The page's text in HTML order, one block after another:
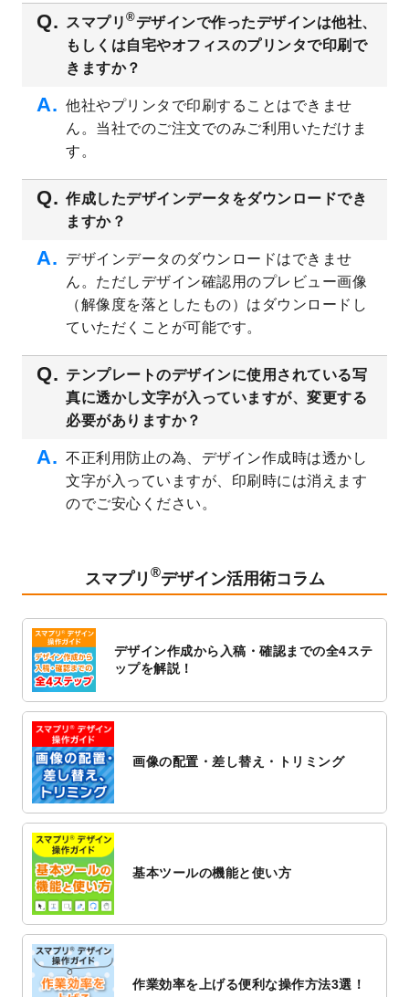
いたしました。
2023/6/12
うちわのデザインテンプレート
を公開いた
しました。
を公開いたしました。
2023/5/9
書類カバー（見積書表紙）のデザインテン
追加しました。
2023/4/20
2023/4/18
セミナー・講演会のチラシデザインテンプ
レートを追加しました。
2023/4/18
スポーツジム・フィットネスクラブのチラ
シデザインテンプレート
2023/3/16
シール・ラベルのデザインテンプレートを
公開いたしました。
2023/3/13
封筒（長3、洋長3、角2）のデザインテンプ
レートを追加しました。
2023/3/13
クリアファイルのデザインテンプレート
追加しました。
2023/3/2
パワーポイント版テンプレートをダウンロ
追加しました。
2023/1/13
4月始まりのカレンダーデザインテンプレー
2023/1/5
スタンプカードのデザインテンプレート
追加しました。
2022/12/26
止のお知らせ
2022/12/16
トを公開いたしました。
2022/12/1
2022/11/25
【新商品】封筒が作成できるようになりま
2022/11/25
【新商品】クリアファイルが作成できるよ
2022/11/4
しました。
2022/10/26
レートを追加しました。
スマプリ ®デザインで作ったデザインは他社、
もしくは自宅やオフィスのプリンタで印刷で
きますか？
他社やプリンタで印刷することはできませ
ん。当社でのご注文でのみご利用いただけま
す。
作成したデザインデータをダウンロードでき
ますか？
デザインデータのダウンロードはできませ
ん。ただしデザイン確認用のプレビュー画像
（解像度を落としたもの）はダウンロードし
ていただくことが可能です。
テンプレートのデザインに使用されている写
真に透かし文字が入っていますが、変更する
必要がありますか？
不正利用防止の為、デザイン作成時は透かし
文字が入っていますが、印刷時には消えます
のでご安心ください。
スマプリ ®デザイン活用術コラム
デザイン作成から入稿・確認までの全4ステ
ップを解説！
画像の配置・差し替え・トリミング
基本ツールの機能と使い方
作業効率を上げる便利な操作方法3選！